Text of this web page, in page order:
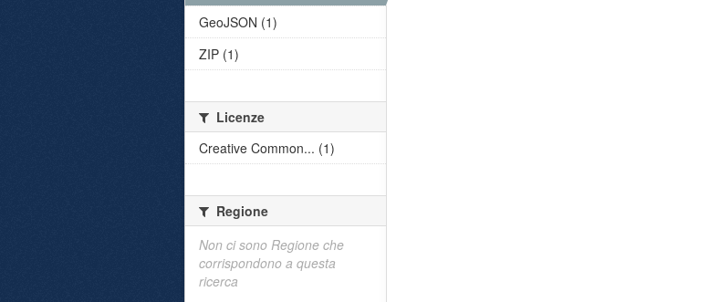
GeoJSON (1)
ZIP (1)
Licenze
Creative Common... (1)
Regione
Non ci sono Regione che
corrispondono a questa
ricerca